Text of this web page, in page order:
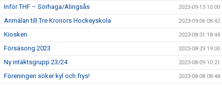
Inför THF – Sörhaga/Alingsås 2023-09-13 10:00
Anmälan till Tre Kronors Hockeyskola 2023-09-06 08:42
Kiosken 2023-08-31 18:44
Försäsong 2023 2023-08-29 19:00
Ny intäktsgrupp 23/24 2023-08-09 10:21
Föreningen söker kyl och frys! 2023-08-08 08:48